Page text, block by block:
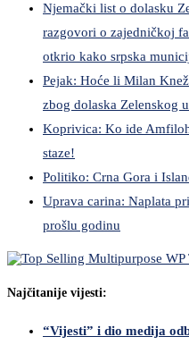
Njemački list o dolasku
razgovori o zajedničkoj
otkrio kako srpska
Pejak: Hoće li Milan
zbog dolaska Zelenskog
Koprivica: Ko ide
staze!
Politiko: Crna Gora i
Uprava carina: Naplata
prošlu godinu
Najčitanije vijesti:
“Vijesti” i dio medija